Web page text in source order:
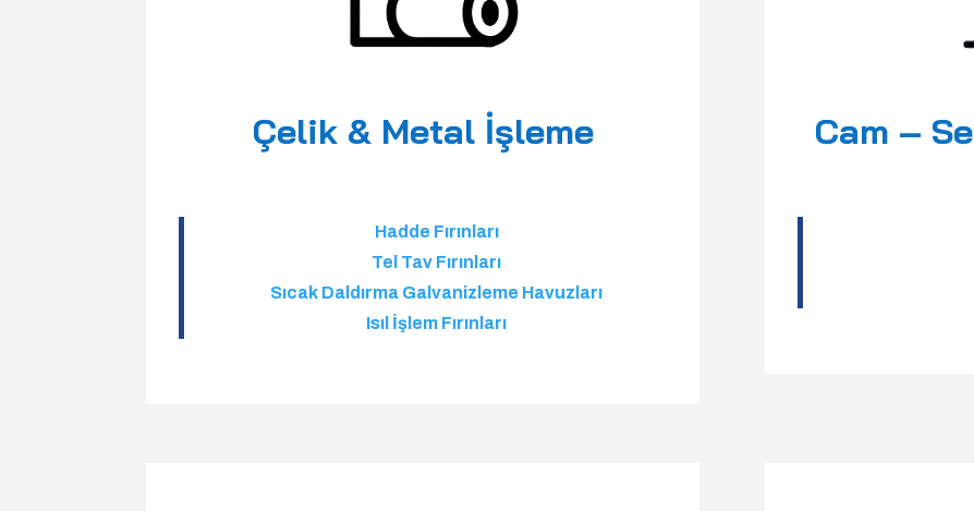
Çelik & Metal İşleme
Hadde Fırınları
Tel Tav Fırınları
Sıcak Daldırma Galvanizleme Havuzları
Isıl İşlem Fırınları
Cam –